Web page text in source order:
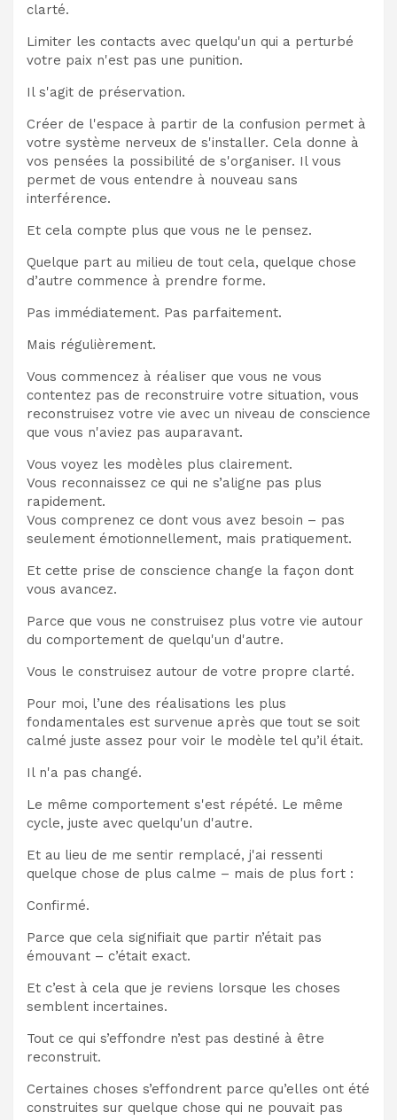
clarté.
Limiter les contacts avec quelqu'un qui a perturbé
votre paix n'est pas une punition.
Il s'agit de préservation.
Créer de l'espace à partir de la confusion permet à
votre système nerveux de s'installer. Cela donne à
vos pensées la possibilité de s'organiser. Il vous
permet de vous entendre à nouveau sans
interférence.
Et cela compte plus que vous ne le pensez.
Quelque part au milieu de tout cela, quelque chose
d’autre commence à prendre forme.
Pas immédiatement. Pas parfaitement.
Mais régulièrement.
Vous commencez à réaliser que vous ne vous
contentez pas de reconstruire votre situation, vous
reconstruisez votre vie avec un niveau de conscience
que vous n'aviez pas auparavant.
Vous voyez les modèles plus clairement.
Vous reconnaissez ce qui ne s’aligne pas plus
rapidement.
Vous comprenez ce dont vous avez besoin – pas
seulement émotionnellement, mais pratiquement.
Et cette prise de conscience change la façon dont
vous avancez.
Parce que vous ne construisez plus votre vie autour
du comportement de quelqu'un d'autre.
Vous le construisez autour de votre propre clarté.
Pour moi, l’une des réalisations les plus
fondamentales est survenue après que tout se soit
calmé juste assez pour voir le modèle tel qu’il était.
Il n'a pas changé.
Le même comportement s'est répété. Le même
cycle, juste avec quelqu'un d'autre.
Et au lieu de me sentir remplacé, j'ai ressenti
quelque chose de plus calme – mais de plus fort :
Confirmé.
Parce que cela signifiait que partir n’était pas
émouvant – c’était exact.
Et c’est à cela que je reviens lorsque les choses
semblent incertaines.
Tout ce qui s’effondre n’est pas destiné à être
reconstruit.
Certaines choses s’effondrent parce qu’elles ont été
construites sur quelque chose qui ne pouvait pas